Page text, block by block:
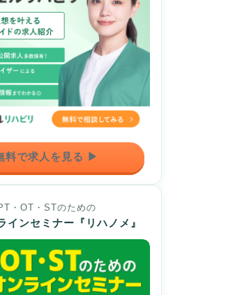
料で求人を見る ▶
・OT・STのための
インセミナー『リハノメ』